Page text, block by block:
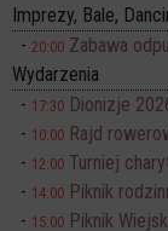
Imprezy, Bale,
20:00 Zabawa
Wydarzenia
17:30 Dionizje
10:00 Rajd
12:00 Turniej
14:00 Piknik
15:00 Piknik